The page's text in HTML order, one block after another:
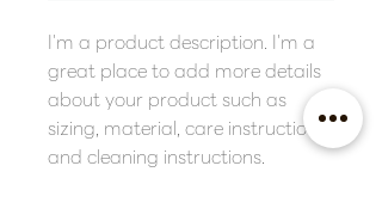
I'm a product description. I'm a
great place to add more details
about your product such as
sizing, material, care instructions
and cleaning instructions.